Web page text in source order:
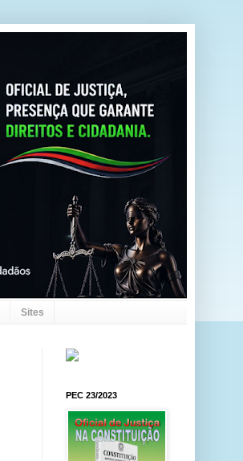
Sites
PEC 23/2023